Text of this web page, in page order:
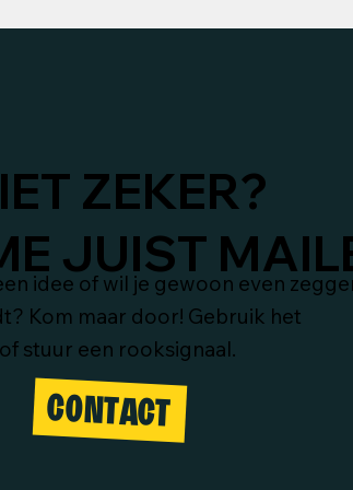
idee of wil je gewoon even
Kom maar door! Gebruik het
stuur een rooksignaal.
ZEKER?
JUIST
CONTACT